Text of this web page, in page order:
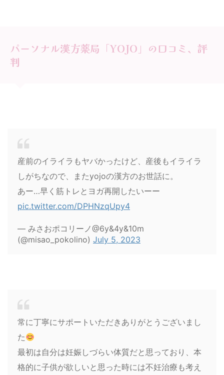
パーソナル漢方薬局「YOJO」の口コミ、評
判
産前のイライラもヤバかったけど、産後もイライラ
しがちなので、またyojoの漢方のお世話に。
あー…早く筋トレとヨガ再開したいーー
pic.twitter.com/DPHNzqUpy4
— みさおポコリーノ@6y&4y&10m
(@misao_pokolino) July 5, 2023
常に丁寧にサポートいただきありがとうございまし
た
最初は自分は妊娠しづらい体質だと思っており、本
格的に子供が欲しいと思った時には不妊治療も考え